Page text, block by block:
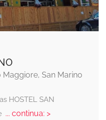
San Marino
HOSTEL SAN
... continua: >